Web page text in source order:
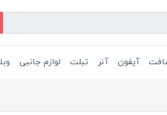
آیفون آنر تبلت لوازم جانبی